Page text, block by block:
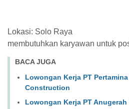
Lokasi: Solo Raya
membutuhkan karyawan untuk
BACA JUGA
Lowongan Kerja PT
Construction
Lowongan Kerja PT